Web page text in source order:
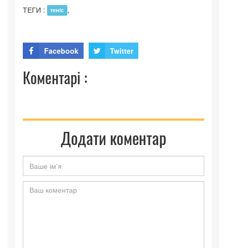
ТЕГИ : теніс ,
Facebook Twitter
Коментарі :
Додати коментар